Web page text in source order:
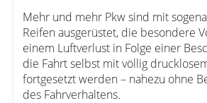
Mehr und mehr Pkw sind mit
Reifen ausgerüstet, die besondere
einem Luftverlust in Folge einer
die Fahrt selbst mit völlig
fortgesetzt werden – nahezu ohne
des Fahrverhaltens.